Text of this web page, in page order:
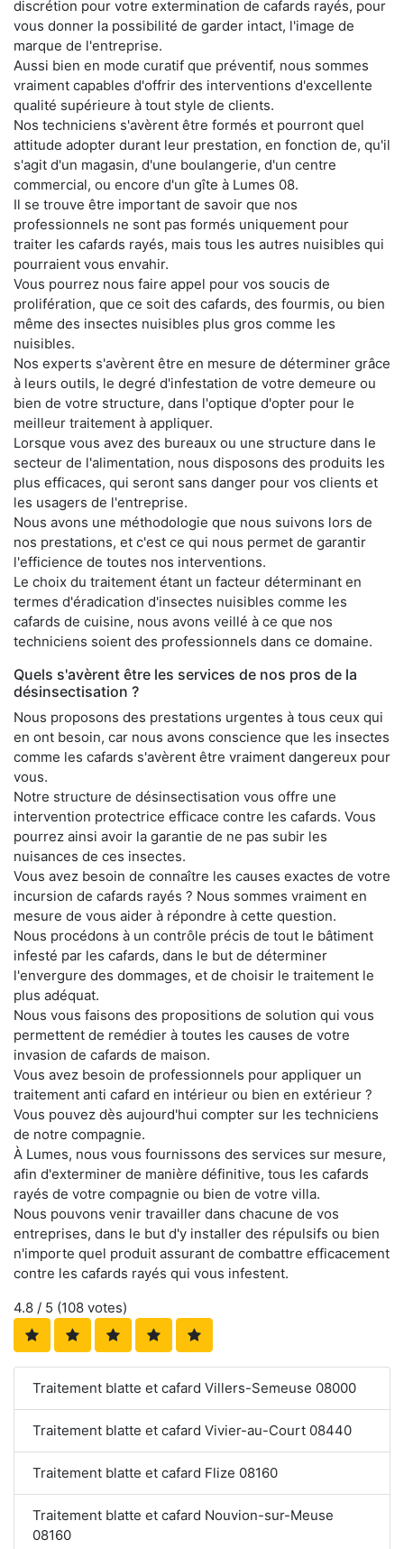
discrétion pour votre extermination de cafards rayés, pour
vous donner la possibilité de garder intact, l'image de
marque de l'entreprise.
Aussi bien en mode curatif que préventif, nous sommes
vraiment capables d'offrir des interventions d'excellente
qualité supérieure à tout style de clients.
Nos techniciens s'avèrent être formés et pourront quel
attitude adopter durant leur prestation, en fonction de, qu'il
s'agit d'un magasin, d'une boulangerie, d'un centre
commercial, ou encore d'un gîte à Lumes 08.
Il se trouve être important de savoir que nos
professionnels ne sont pas formés uniquement pour
traiter les cafards rayés, mais tous les autres nuisibles qui
pourraient vous envahir.
Vous pourrez nous faire appel pour vos soucis de
prolifération, que ce soit des cafards, des fourmis, ou bien
même des insectes nuisibles plus gros comme les
nuisibles.
Nos experts s'avèrent être en mesure de déterminer grâce
à leurs outils, le degré d'infestation de votre demeure ou
bien de votre structure, dans l'optique d'opter pour le
meilleur traitement à appliquer.
Lorsque vous avez des bureaux ou une structure dans le
secteur de l'alimentation, nous disposons des produits les
plus efficaces, qui seront sans danger pour vos clients et
les usagers de l'entreprise.
Nous avons une méthodologie que nous suivons lors de
nos prestations, et c'est ce qui nous permet de garantir
l'efficience de toutes nos interventions.
Le choix du traitement étant un facteur déterminant en
termes d'éradication d'insectes nuisibles comme les
cafards de cuisine, nous avons veillé à ce que nos
techniciens soient des professionnels dans ce domaine.
Quels s'avèrent être les services de nos pros de la
désinsectisation ?
Nous proposons des prestations urgentes à tous ceux qui
en ont besoin, car nous avons conscience que les insectes
comme les cafards s'avèrent être vraiment dangereux pour
vous.
Notre structure de désinsectisation vous offre une
intervention protectrice efficace contre les cafards. Vous
pourrez ainsi avoir la garantie de ne pas subir les
nuisances de ces insectes.
Vous avez besoin de connaître les causes exactes de votre
incursion de cafards rayés ? Nous sommes vraiment en
mesure de vous aider à répondre à cette question.
Nous procédons à un contrôle précis de tout le bâtiment
infesté par les cafards, dans le but de déterminer
l'envergure des dommages, et de choisir le traitement le
plus adéquat.
Nous vous faisons des propositions de solution qui vous
permettent de remédier à toutes les causes de votre
invasion de cafards de maison.
Vous avez besoin de professionnels pour appliquer un
traitement anti cafard en intérieur ou bien en extérieur ?
Vous pouvez dès aujourd'hui compter sur les techniciens
de notre compagnie.
À Lumes, nous vous fournissons des services sur mesure,
afin d'exterminer de manière définitive, tous les cafards
rayés de votre compagnie ou bien de votre villa.
Nous pouvons venir travailler dans chacune de vos
entreprises, dans le but d'y installer des répulsifs ou bien
n'importe quel produit assurant de combattre efficacement
contre les cafards rayés qui vous infestent.
4.8 / 5 (108 votes)
Traitement blatte et cafard Villers-Semeuse 08000
Traitement blatte et cafard Vivier-au-Court 08440
Traitement blatte et cafard Flize 08160
Traitement blatte et cafard Nouvion-sur-Meuse
08160